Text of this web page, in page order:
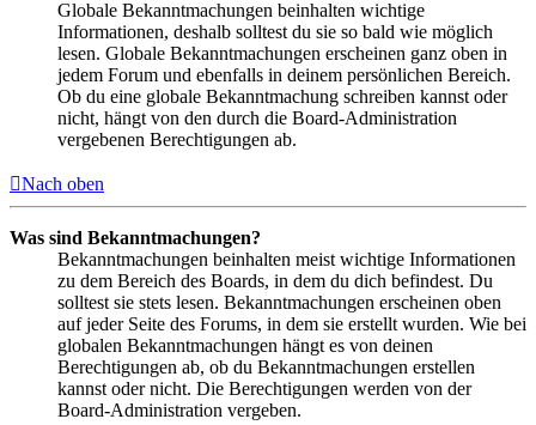
Globale Bekanntmachungen beinhalten wichtige
Informationen, deshalb solltest du sie so bald wie möglich
lesen. Globale Bekanntmachungen erscheinen ganz oben in
jedem Forum und ebenfalls in deinem persönlichen Bereich.
Ob du eine globale Bekanntmachung schreiben kannst oder
nicht, hängt von den durch die Board-Administration
vergebenen Berechtigungen ab.
Nach oben
Was sind Bekanntmachungen?
Bekanntmachungen beinhalten meist wichtige Informationen
zu dem Bereich des Boards, in dem du dich befindest. Du
solltest sie stets lesen. Bekanntmachungen erscheinen oben
auf jeder Seite des Forums, in dem sie erstellt wurden. Wie bei
globalen Bekanntmachungen hängt es von deinen
Berechtigungen ab, ob du Bekanntmachungen erstellen
kannst oder nicht. Die Berechtigungen werden von der
Board-Administration vergeben.